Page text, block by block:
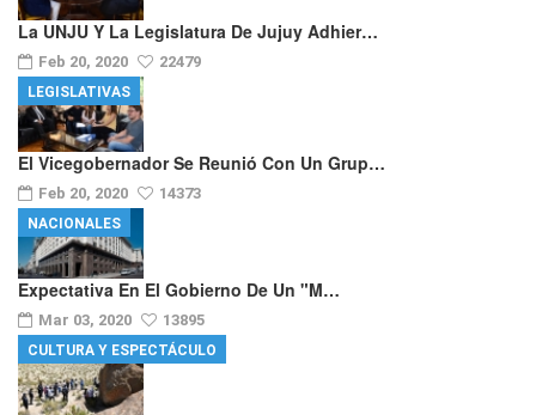
La UNJU Y La Legislatura De Jujuy Adhier…
Feb 20, 2020 22479
El Vicegobernador Se Reunió Con Un Grup…
Feb 20, 2020 14373
LEGISLATIVAS
Expectativa En El Gobierno De Un "m…
Mar 03, 2020 13895
NACIONALES
CULTURA Y ESPECTÁCULO